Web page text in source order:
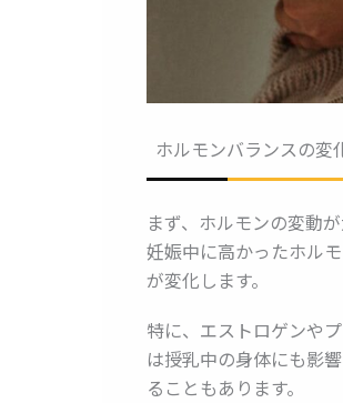
ホルモンバランスの変
まず、ホルモンの変動
妊娠中に高かったホル
が変化します。
特に、エストロゲンや
は授乳中の身体にも影
ることもあります。